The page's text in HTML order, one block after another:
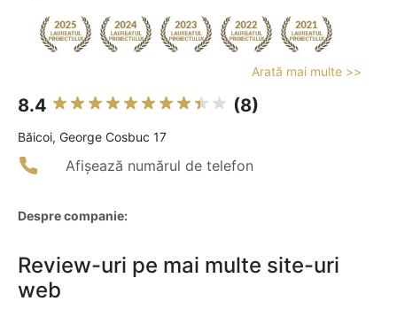
Arată mai multe >>
8.4 (8)
Băicoi, George Cosbuc 17
Afișează numărul de telefon
Despre companie:
Review-uri pe mai multe site-uri
web